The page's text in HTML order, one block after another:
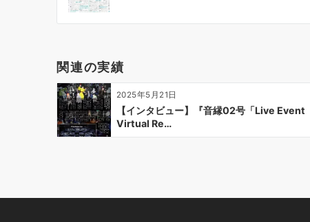
シ
ョ
ン
関連の実績
2025年5月21日
【インタビュー】『音縁02号「Live Event
Virtual Re…